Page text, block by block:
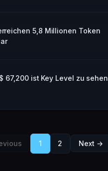
5,8 Millionen Token
67,200 ist Key Level zu sehen
1 2 Next →